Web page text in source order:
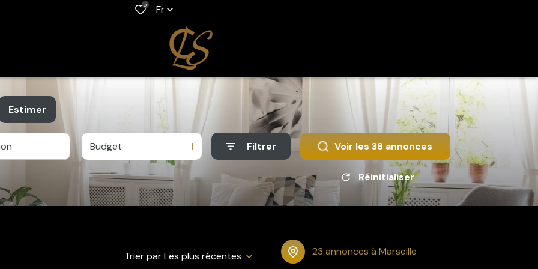
0 Fr
Estimer
Budget Filtrer Voir les 38annonces
Réinitialiser
Trier par Les plus récentes 23 annonces à Marseille